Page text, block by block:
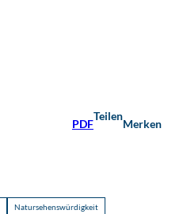
PDF
Teilen
Merken
Natursehenswürdigkeit